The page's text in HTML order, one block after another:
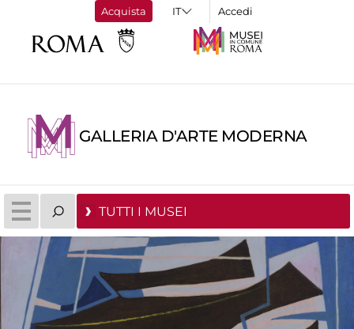
Acquista Accedi
GALLERIA D'ARTE MODERNA
TUTTI I MUSEI